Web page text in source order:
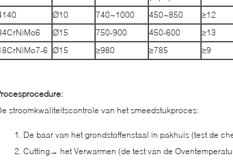
Ø10 740~1000 450~850 ≥12
Ø15 750-900 450-600 ≥13
6 Ø15 ≥980 ≥785 ≥9
stroomkwaliteitscontrole van het smeedstukproces:
De baar van het grondstoffenstaal in pakhuis (test de
Cutting→ het Verwarmen (de test van de